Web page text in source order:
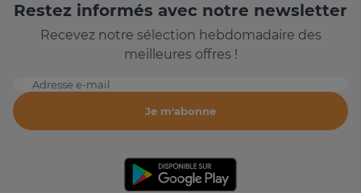
Restez informés avec notre newsletter
Recevez notre sélection hebdomadaire des
meilleures offres !
Adresse e-mail
Je m'abonne